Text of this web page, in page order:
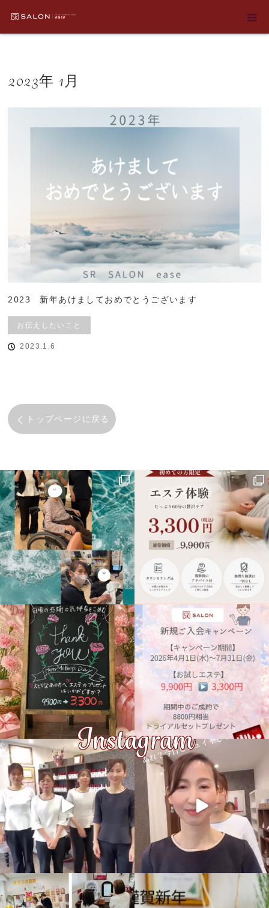
2023年 1月
2023年 1月
2023 新年あけましておめでとうございます
お伝えしたいこと
2023.1.6
トップページに戻る
Instagram